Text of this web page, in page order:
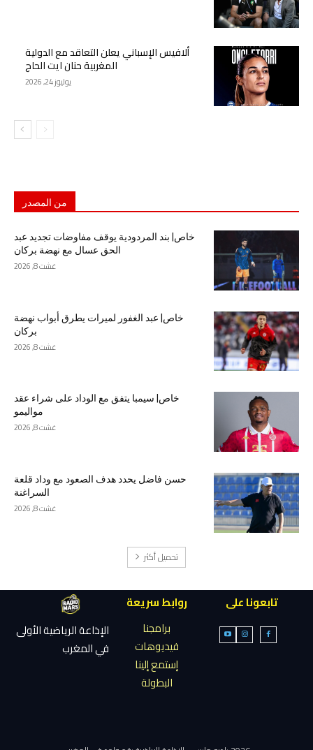
ألافيس الإسباني يعلن التعاقد مع الدولية
المغربية حنان ايت الحاج
يوليوز 24, 2026
من المصدر
خاص| بند المردودية يوقف مفاوضات تجديد عبد
الحق عسال مع نهضة بركان
غشت 8, 2026
خاص| عبد الغفور لميرات يطرق أبواب نهضة
بركان
غشت 8, 2026
خاص| سيمبا يتفق مع الوداد على شراء عقد
مواليمو
غشت 8, 2026
حسن فاضل يحدد هدف الصعود مع وداد قلعة
السراغنة
غشت 8, 2026
تحميل أكثر
تابعونا على
روابط سريعة
برامجنا
فيديوهات
إستمع إلينا
البطولة
الإذاعة الرياضية الأولى
في المغرب